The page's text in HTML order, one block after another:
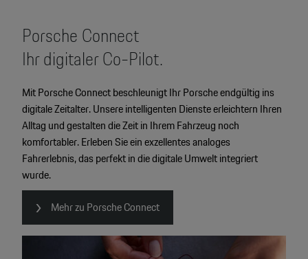
Porsche Connect
Ihr digitaler Co-Pilot.
Mit Porsche Connect beschleunigt Ihr Porsche endgültig ins
digitale Zeitalter. Unsere intelligenten Dienste erleichtern Ihren
Alltag und gestalten die Zeit in Ihrem Fahrzeug noch
komfortabler. Erleben Sie ein exzellentes analoges
Fahrerlebnis, das perfekt in die digitale Umwelt integriert
wurde.
Mehr zu Porsche Connect